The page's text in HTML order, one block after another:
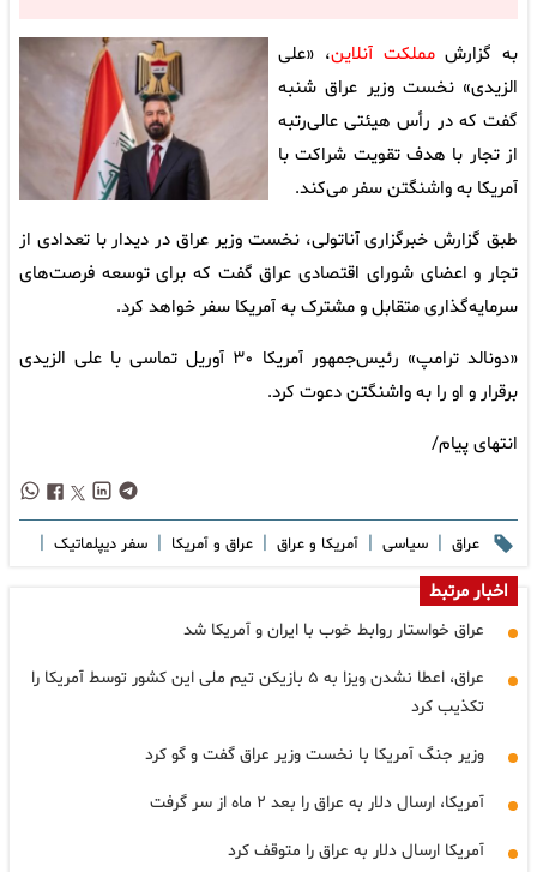
به گزارشمملکت آنلاین، «علی
الزیدی» نخست وزیر عراق شنبه
گفت که در رأس هیئتی عالی‌رتبه
از تجار با هدف تقویت شراکت با
آمریکا به واشنگتن سفر می‌کند.
طبق گزارش خبرگزاری آناتولی، نخست وزیر عراق در دیدار با تعدادی از
تجار و اعضای شورای اقتصادی عراق گفت که برای توسعه فرصت‌های
سرمایه‌گذاری متقابل و مشترک به آمریکا سفر خواهد کرد.
«دونالد ترامپ» رئیس‌جمهور آمریکا ۳۰ آوریل تماسی با علی الزیدی
برقرار و او را به واشنگتن دعوت کرد.
انتهای پیام/
عراق | سیاسی | آمریکا و عراق | عراق و آمریکا | سفر دیپلماتیک |
اخبار مرتبط
عراق خواستار روابط خوب با ایران و آمریکا شد
عراق، اعطا نشدن ویزا به ۵ بازیکن تیم ملی این کشور توسط آمریکا را
تکذیب کرد
وزیر جنگ آمریکا با نخست وزیر عراق گفت و گو کرد
آمریکا، ارسال دلار به عراق را بعد ۲ ماه از سر گرفت
آمریکا ارسال دلار به عراق را متوقف کرد